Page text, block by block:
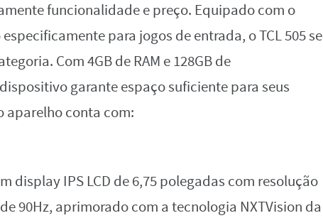
funcionalidade e preço. Equipado com o
para jogos de entrada, o TCL 505 se
Com 4GB de RAM e 128GB de
garante espaço suficiente para seus
aparelho conta com:
display IPS LCD de 6,75 polegadas com resolução
90Hz, aprimorado com a tecnologia NXTVision da